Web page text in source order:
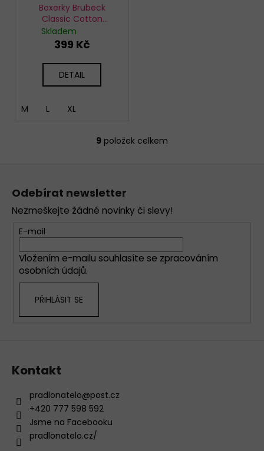
Boxerky Brubeck
Classic Cotton
červené
Skladem
399 Kč
DETAIL
M L XL
O
a
í
p
r
9 položek celkem
Odebírat newsletter
Nezmeškejte žádné novinky či slevy!
E-mail
Vložením e-mailu souhlasíte se zpracováním
osobních údajů.
PŘIHLÁSIT SE
Kontakt
pradlonatelo@post.cz
+420 777 598 592
Jsme na Facebooku
pradlonatelo.cz/